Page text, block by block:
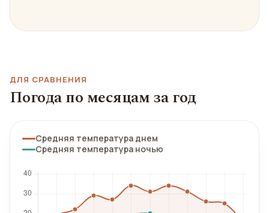
ДЛЯ СРАВНЕНИЯ
Погода по месяцам за год
Средняя температура днем
Средняя температура ночью